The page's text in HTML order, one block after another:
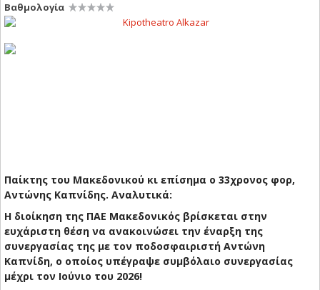
Βαθμολογία
Παίκτης του Μακεδονικού κι επίσημα ο 33χρονος φορ,
Αντώνης Καπνίδης. Αναλυτικά:
Η διοίκηση της ΠΑΕ Μακεδονικός βρίσκεται στην
ευχάριστη θέση να ανακοινώσει την έναρξη της
συνεργασίας της με τον ποδοσφαιριστή Αντώνη
Καπνίδη, ο οποίος υπέγραψε συμβόλαιο συνεργασίας
μέχρι τον Ιούνιο του 2026!